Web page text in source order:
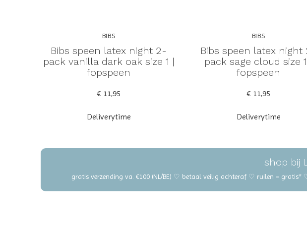
BIBS
Bibs speen latex night 2-
pack vanilla dark oak size 1 |
fopspeen
€ 11,95
Deliverytime
BIBS
Bibs speen latex night
pack sage cloud size
fopspeen
€ 11,95
Deliverytime
shop bij
gratis verzending va. €100 (NL/BE) ♡ betaal veilig achteraf ♡ ruilen =